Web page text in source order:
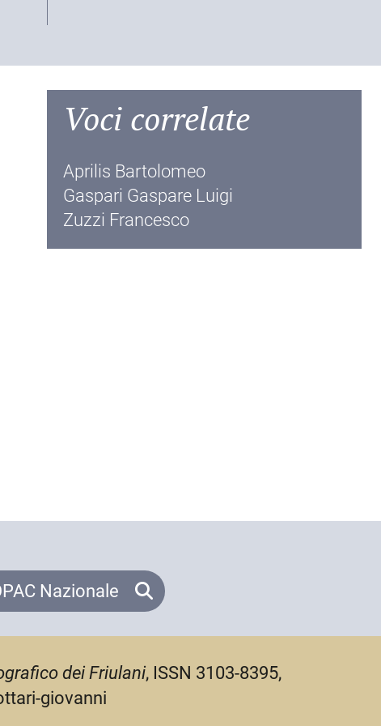
Voci correlate
Aprilis Bartolomeo
Gaspari Gaspare Luigi
Zuzzi Francesco
Nazionale
dei Friulani, ISSN 3103-8395,
giovanni